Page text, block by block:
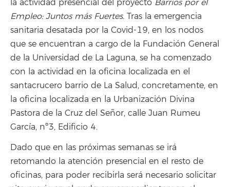
la actividad presencial del proyecto Barrios por el
Empleo: Juntos más Fuertes. Tras la emergencia
sanitaria desatada por la Covid-19, en los nodos
que se encuentran a cargo de la Fundación General
de la Universidad de La Laguna, se ha comenzado
con la actividad en la oficina localizada en el
santacrucero barrio de La Salud, concretamente, en
la oficina localizada en la Urbanización Divina
Pastora de la Cruz del Señor, calle Juan Rumeu
García, nº3, Edificio 4.
Dado que en las próximas semanas se irá
retomando la atención presencial en el resto de
oficinas, para poder recibirla será necesario solicitar